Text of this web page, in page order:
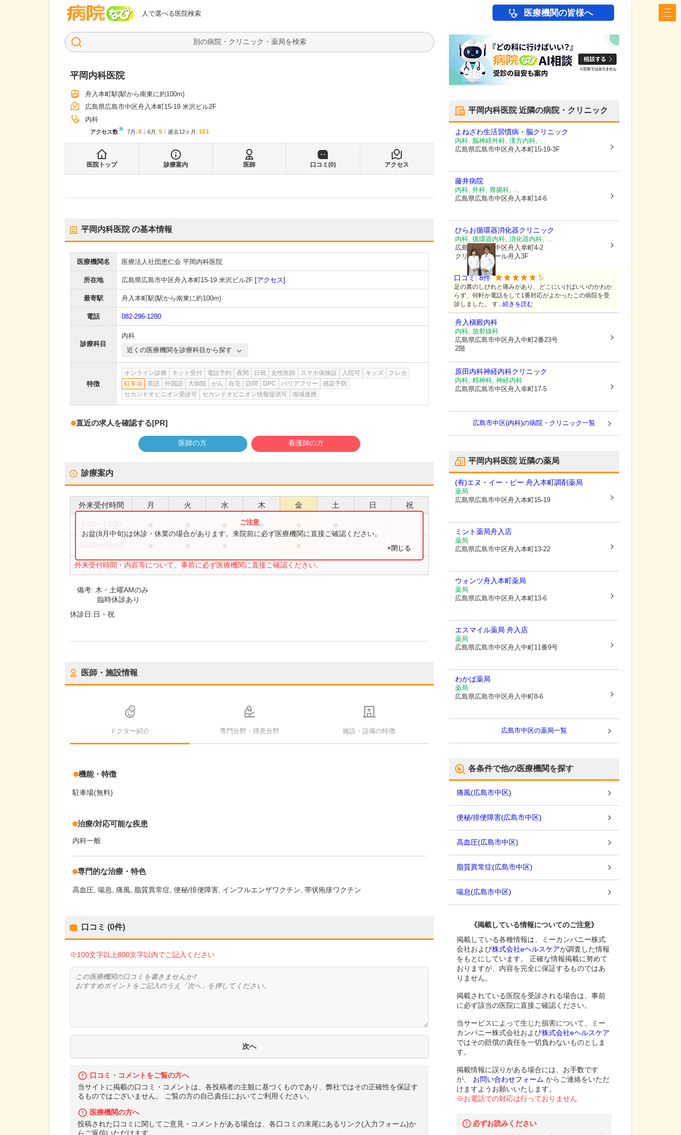
人で選べる医院検索
病院なび 医療機関の皆様へ
検索
平岡内科医院
舟入本町駅(駅から南東に約100m)
広島県広島市中区舟入本町15-19 米沢ビル2F
内科
アクセス数※ 7月 : 6 6月 : 9 過去12ヶ月: 161
医院トップ 診療案内 医師 口コミ(0) アクセス
平岡内科医院の基本情報
医療機関名 医療法人社団恵仁会 平岡内科医院
所在地 広島県広島市中区舟入本町15-19 米沢ビル2F [アクセス]
最寄駅 舟入本町駅(駅から南東に約100m)
電話 082-296-1280
診療科目
内科
近くの医療機関を診療科目から探す
特徴
オンライン診療 ネット受付 電話予約 夜間 日祝 女性医師 スマホ保険証 入院可 キッズ
クレカ
駐車場
英語 外国語 大病院 がん 在宅 訪問 DPC バリアフリー
感染予防
セカンドオピニオン受診可
セカンドオピニオン情報提供可 地域連携
直近の求人を確認する[PR]
医師の方 看護師の方
診療案内
外来受付時間 月 火 水 木 金 土 日 祝
●
外来受付時間・内容等について、事前に必ず医療機関に直接ご確認ください。
お盆(8月中旬)は休診・休業の場合があります。来院前に必ず医療機関に直接ご確認ください。
×閉じる
備考: 木・土曜AMのみ
臨時休診あり
休診日:日・祝
医師・施設情報
ドクター紹介 専門分野・得意分野 施設・設備の特徴
機能・特徴
駐車場(無料)
治療/対応可能な疾患
内科一般
専門的な治療・特色
高血圧 喘息 痛風 脂質異常症 便秘/排便障害 インフルエンザワクチン 帯状疱疹ワクチン
口コミ (0件)
※100文字以上800文字以内でご記入ください
口コミ・コメントをご覧の方へ
当サイトに掲載の口コミ・コメントは、各投稿者の主観に基づくものであり、弊社ではその正確性を保証す
るものではございません。 ご覧の方の自己責任においてご利用ください。
医療機関の方へ
投稿された口コミに関してご意見・コメントがある場合は、各口コミの末尾にあるリンク(入力フォーム)か
らご返信いただけます。
平岡内科医院近隣の病院・クリニック
よねざわ生活習慣病・脳クリニック
内科, 脳神経外科, 漢方内科, ...
広島県広島市中区舟入本町15-19-3F
藤井病院
内科, 外科, 胃腸科, ...
広島県広島市中区舟入本町14-6
ひらお循環器消化器クリニック
内科, 循環器内科, 消化器内科, ...
広島県広島市中区舟入幸町4-2
クリニックモール舟入3F
口コミ:8件 5
足の裏のしびれと痛みがあり、どこにいけばいいのかわか
らず、何軒か電話をして1番対応がよかったこの病院を受
診しました。 す...続きを読む
舟入槇殿内科
内科, 放射線科
広島県広島市中区舟入中町2番23号
2階
原田内科神経内科クリニック
内科, 精神科, 神経内科
広島県広島市中区舟入幸町17-5
広島市中区(内科)の病院・クリニック一覧
平岡内科医院近隣の薬局
(有)エヌ・イー・ピー 舟入本町調剤薬局
薬局
広島県広島市中区舟入本町15-19
ミント薬局舟入店
薬局
広島県広島市中区舟入本町13-22
ウォンツ舟入本町薬局
薬局
広島県広島市中区舟入本町13-6
エスマイル薬局 舟入店
薬局
広島県広島市中区舟入中町11番9号
わかば薬局
薬局
広島県広島市中区舟入中町8-6
広島市中区の薬局一覧
各条件で他の医療機関を探す
痛風(広島市中区)
便秘/排便障害(広島市中区)
高血圧(広島市中区)
脂質異常症(広島市中区)
喘息(広島市中区)
《掲載している情報についてのご注意》
掲載している各種情報は、ミーカンパニー株式
会社および株式会社eヘルスケアが調査した情報
をもとにしています。 正確な情報掲載に努めて
おりますが、内容を完全に保証するものではあ
りません。
掲載されている医院を受診される場合は、事前
に必ず該当の医院に直接ご確認ください。
当サービスによって生じた損害について、ミー
カンパニー株式会社および株式会社eヘルスケア
ではその賠償の責任を一切負わないものとしま
す。
掲載情報に誤りがある場合には、お手数です
が、
お問い合わせフォーム からご連絡をいただ
けますようお願いいたします。
※お電話での対応は行っておりません
必ずお読みください